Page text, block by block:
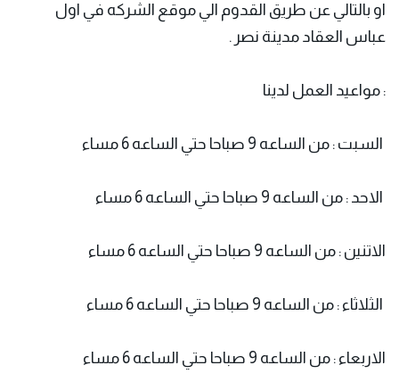
او بالتالي عن طريق القدوم الي موقع الشركه في اول
عباس العقاد مدينة نصر .
: مواعيد العمل لدينا
السبت : من الساعه 9 صباحا حتي الساعه 6 مساء
الاحد : من الساعه 9 صباحا حتي الساعه 6 مساء
الاتنين : من الساعه 9 صباحا حتي الساعه 6 مساء
الثلاثاء : من الساعه 9 صباحا حتي الساعه 6 مساء
الاربعاء : من الساعه 9 صباحا حتي الساعه 6 مساء